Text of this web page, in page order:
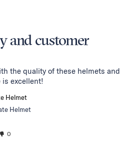
and customer
the quality of these helmets and
is excellent!
Helmet
Helmet
0